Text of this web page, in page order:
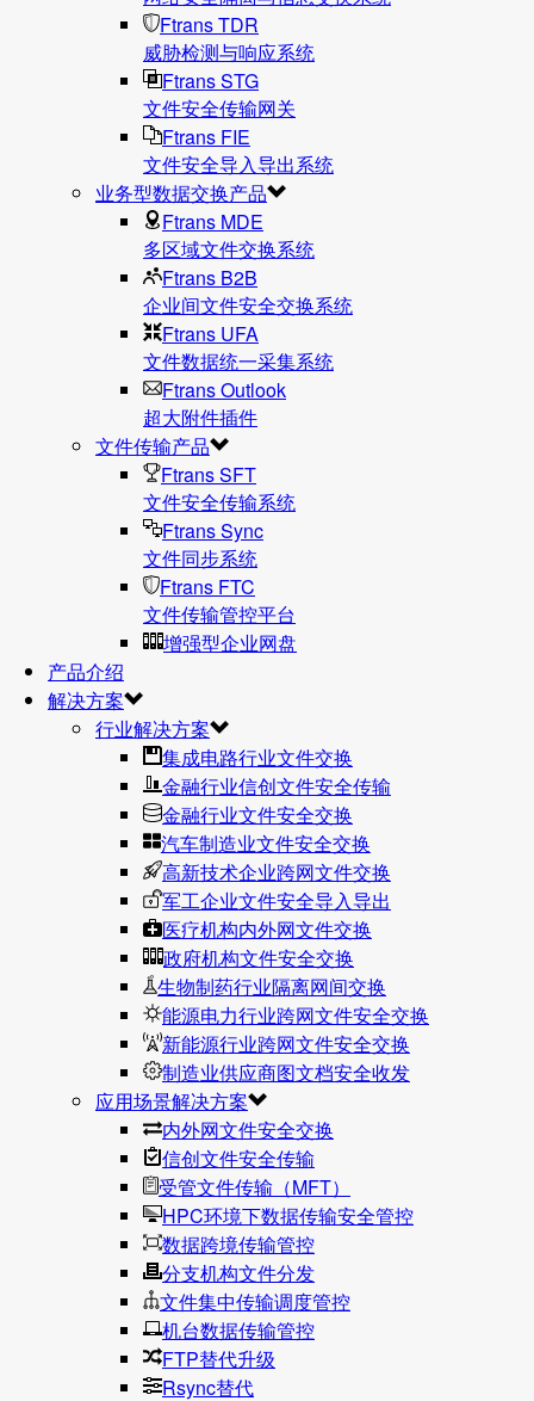
Ftrans TDR
威胁检测与响应系统
Ftrans STG
文件安全传输网关
Ftrans FIE
文件安全导入导出系统
业务型数据交换产品
Ftrans MDE
多区域文件交换系统
Ftrans B2B
企业间文件安全交换系统
Ftrans UFA
文件数据统⼀采集系统
Ftrans Outlook
超大附件插件
文件传输产品
Ftrans SFT
文件安全传输系统
Ftrans Sync
文件同步系统
Ftrans FTC
文件传输管控平台
增强型企业网盘
产品介绍
解决方案
行业解决方案
集成电路行业文件交换
金融行业信创文件安全传输
金融行业文件安全交换
汽车制造业文件安全交换
高新技术企业跨网文件交换
军工企业文件安全导入导出
医疗机构内外网文件交换
政府机构文件安全交换
生物制药行业隔离网间交换
能源电力行业跨网文件安全交换
新能源行业跨网文件安全交换
制造业供应商图文档安全收发
应用场景解决方案
内外网文件安全交换
信创文件安全传输
受管文件传输（MFT）
HPC环境下数据传输安全管控
数据跨境传输管控
分支机构文件分发
文件集中传输调度管控
机台数据传输管控
FTP替代升级
Rsync替代